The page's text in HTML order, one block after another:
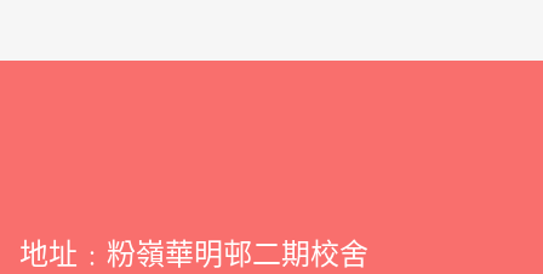
地址﹕粉嶺華明邨二期校舍